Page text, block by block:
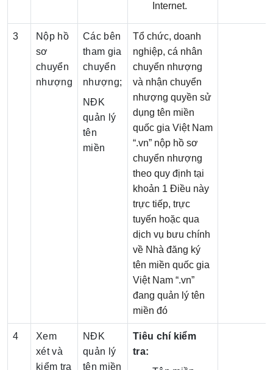
Internet.
3
Nộp hồ
sơ
chuyển
nhượng
Các bên
tham gia
chuyển
nhượng;
NĐK
quản lý
tên
miền
Tổ chức, doanh
nghiệp, cá nhân
chuyển nhượng
và nhận chuyển
nhượng quyền sử
dụng tên miền
quốc gia Việt Nam
“.vn” nộp hồ sơ
chuyển nhượng
theo quy định tại
khoản 1 Điều này
trực tiếp, trực
tuyến hoặc qua
dịch vụ bưu chính
về Nhà đăng ký
tên miền quốc gia
Việt Nam “.vn”
đang quản lý tên
miền đó
4
Xem
xét và
kiểm tra
NĐK
quản lý
tên miền
Tiêu chí kiểm
tra: